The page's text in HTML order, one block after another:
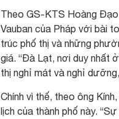
Theo GS-KTS Hoàng Đạo
Vauban của Pháp với bài
trúc phố thị và những
giá. “Đà Lạt, nơi duy nhất
thị nghỉ mát và nghỉ
Chính vì thế, theo ông
lịch của thành phố này.